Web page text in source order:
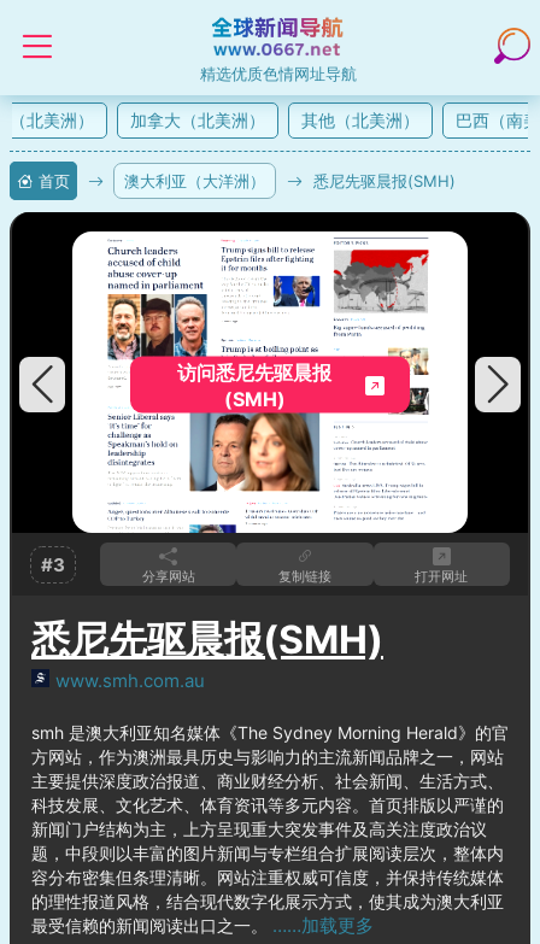
精选优质色情网址导航
北美洲） 加拿大（北美洲） 其他（北美洲） 巴西（南美
首页 澳大利亚（大洋洲） 悉尼先驱晨报(SMH)
访问悉尼先驱晨报
(SMH)
#3 分享网站 复制链接 打开网址
悉尼先驱晨报(SMH)
www.smh.com.au
smh 是澳大利亚知名媒体《The Sydney Morning Herald》的官
方网站，作为澳洲最具历史与影响力的主流新闻品牌之一，网站
主要提供深度政治报道、商业财经分析、社会新闻、生活方式、
科技发展、文化艺术、体育资讯等多元内容。首页排版以严谨的
新闻门户结构为主，上方呈现重大突发事件及高关注度政治议
题，中段则以丰富的图片新闻与专栏组合扩展阅读层次，整体内
容分布密集但条理清晰。网站注重权威可信度，并保持传统媒体
的理性报道风格，结合现代数字化展示方式，使其成为澳大利亚
最受信赖的新闻阅读出口之一。 ……加载更多